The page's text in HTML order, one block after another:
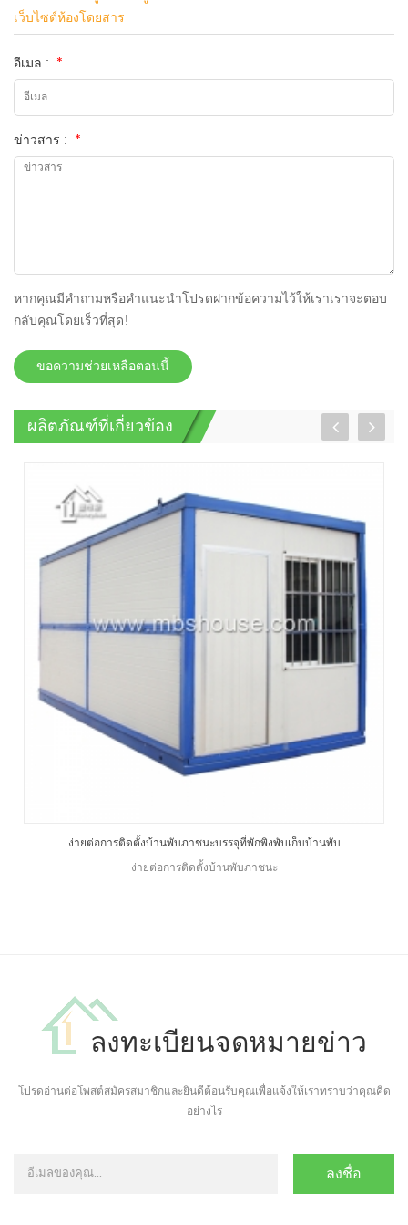
เว็บไซต์ห้องโดยสาร
อีเมล : *
ข่าวสาร : *
หากคุณมีคำถามหรือคำแนะนำโปรดฝากข้อความไว้ให้เราเราจะตอบ
กลับคุณโดยเร็วที่สุด!
ขอความช่วยเหลือตอนนี้
ผลิตภัณฑ์ที่เกี่ยวข้อง
ง่ายต่อการติดตั้งบ้านพับภาชนะบรรจุที่พักพิงพับเก็บบ้านพับ
ง่ายต่อการติดตั้งบ้านพับภาชนะ
ลงทะเบียนจดหมายข่าว
โปรดอ่านต่อโพสต์สมัครสมาชิกและยินดีต้อนรับคุณเพื่อแจ้งให้เราทราบว่าคุณคิด
อย่างไร